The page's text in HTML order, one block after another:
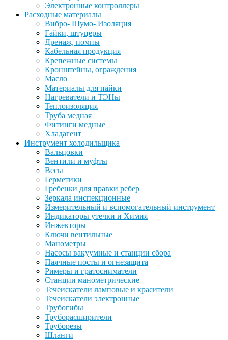
Электронные контроллеры
Расходные материалы
Вибро- Шумо- Изоляция
Гайки, штуцеры
Дренаж, помпы
Кабельная продукция
Крепежные системы
Кронштейны, ограждения
Масло
Материалы для пайки
Нагреватели и ТЭНы
Теплоизоляция
Труба медная
Фитинги медные
Хладагент
Инструмент холодильщика
Вальцовки
Вентили и муфты
Весы
Герметики
Гребенки для правки ребер
Зеркала инспекционные
Измерительный и вспомогательный инструмент
Индикаторы утечки и Химия
Инжекторы
Ключи вентильные
Манометры
Насосы вакуумные и станции сбора
Паячные посты и огнезащита
Римеры и гратосниматели
Станции манометрические
Течеискатели ламповые и красители
Течеискатели электронные
Трубогибы
Труборасширители
Труборезы
Шланги